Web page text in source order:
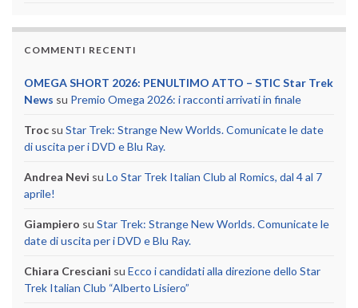
COMMENTI RECENTI
OMEGA SHORT 2026: PENULTIMO ATTO – STIC Star Trek
News su Premio Omega 2026: i racconti arrivati in finale
Troc su Star Trek: Strange New Worlds. Comunicate le date
di uscita per i DVD e Blu Ray.
Andrea Nevi su Lo Star Trek Italian Club al Romics, dal 4 al 7
aprile!
Giampiero su Star Trek: Strange New Worlds. Comunicate le
date di uscita per i DVD e Blu Ray.
Chiara Cresciani su Ecco i candidati alla direzione dello Star
Trek Italian Club “Alberto Lisiero”